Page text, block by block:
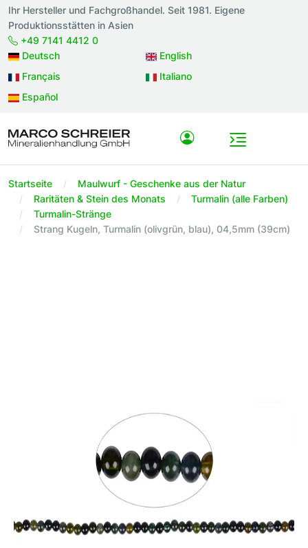
Ihr Hersteller und Fachgroßhandel. Seit 1981. Eigene
Produktionsstätten in Asien
+49 7141 4412 0
Deutsch
English
Français
Italiano
Español
Startseite
Maulwurf - Geschenke aus der Natur
Raritäten & Stein des Monats
Turmalin (alle Farben)
Turmalin-Stränge
Strang Kugeln, Turmalin (olivgrün, blau), 04,5mm (39cm)